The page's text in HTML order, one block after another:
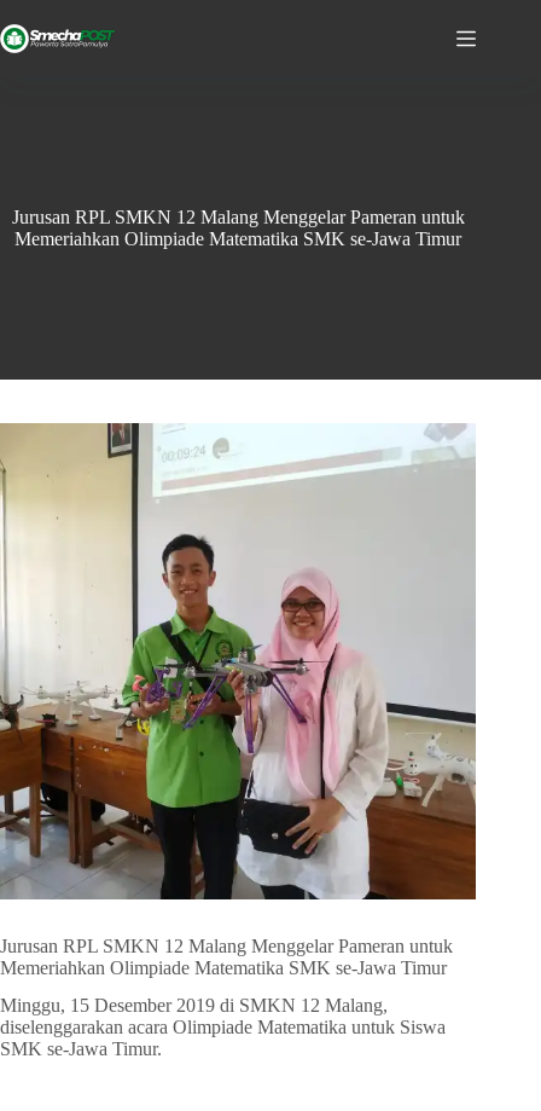
Jurusan RPL SMKN 12 Malang Menggelar Pameran untuk
Memeriahkan Olimpiade Matematika SMK se-Jawa Timur
Jurusan RPL SMKN 12 Malang Menggelar Pameran untuk
Memeriahkan Olimpiade Matematika SMK se-Jawa Timur
Minggu, 15 Desember 2019 di SMKN 12 Malang,
diselenggarakan acara Olimpiade Matematika untuk Siswa
SMK se-Jawa Timur.